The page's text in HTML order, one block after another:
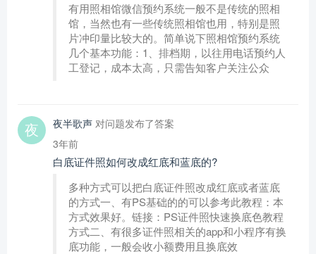
有用照相馆微信预约系统一般不是传统的照相
馆，当然也有一些传统照相馆也用，特别是照
片冲印量比较大的。简单说下照相馆预约系统
几个基本功能：1、排档期，以往用电话预约人
工登记，成本太高，只需告知客户关注公众
夜半歌声 对问题发布了答案
3年前
白底证件照如何改成红底和蓝底的?
多种方式可以把白底证件照改成红底或者蓝底
的方式一、有PS基础的的可以参考此教程：本
方式效果好。链接：PS证件照快速换底色教程
方式二、有很多证件照相关的app和小程序有换
底功能，一般会收小额费用且换底效